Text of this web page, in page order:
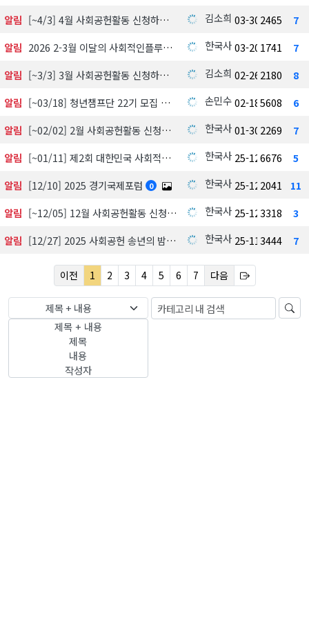
알림
[~4/3] 4월 사회공헌활동 신청하기 김소희 03-30 2465
7
알림
2026 2-3월 이달의 사회적인플루언서 선정 발표 한국사회공헌협회
03-20 1741
7
알림
[~3/3] 3월 사회공헌활동 신청하기 김소희 02-26 2180
8
알림
[~03/18] 청년챔프단 22기 모집 中 손민수02-18 5608
6
알림
[~02/02] 2월 사회공헌활동 신청하기 한국사회공헌협회
01-30 2269
7
알림
[~01/11] 제2회 대한민국 사회적가치 시상식 수상 후보자 공모 및 심사 한국사회공헌협회
25-12-18
6676
5
알림 [12/10] 2025 경기국제포럼 0 한국사회공헌협회
25-12-03
2041
11
알림
[~12/05] 12월 사회공헌활동 신청하기 한국사회공헌협회
25-12-01
3318
3
알림
[12/27] 2025 사회공헌 송년의 밤, 포틀락파티 한국사회공헌협회
25-11-18
3444 7
이전 1 2 3 4 5 6 7 다음
제목 + 내용
제목 + 내용
제목
내용
작성자